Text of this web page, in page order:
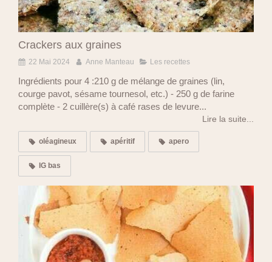
Crackers aux graines
22 Mai 2024 Anne Manteau Les recettes
Ingrédients pour 4 :210 g de mélange de graines (lin,
courge pavot, sésame tournesol, etc.) - 250 g de farine
complète - 2 cuillère(s) à café rases de levure...
Lire la suite...
oléagineux apéritif apero
IG bas